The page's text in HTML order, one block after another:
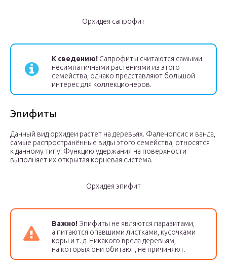
Орхидея сапрофит
К сведению! Сапрофиты считаются самыми
несимпатичными растениями из этого
семейства, однако представляют большой
интерес для коллекционеров.
Эпифиты
Данный вид орхидеи растет на деревьях. Фаленопсис и ванда,
самые распространённые виды этого семейства, относятся
к данному типу. Функцию удержания на поверхности
выполняет их открытая корневая система.
Орхидея эпифит
Важно! Эпифиты не являются паразитами,
а питаются опавшими листками, кусочками
коры и т. д. Никакого вреда деревьям,
на которых они обитают, не причиняют.